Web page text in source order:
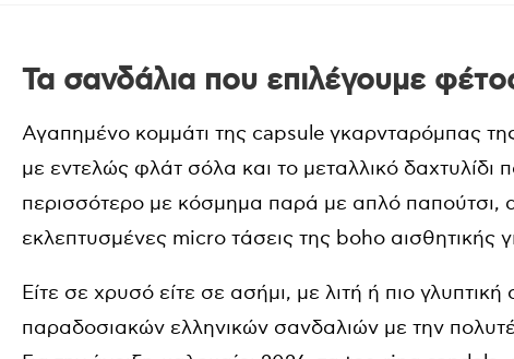
Τα σανδάλια που επιλέγουμε
Αγαπημένο κομμάτι της capsule γκαρνταρόμπας
με εντελώς φλάτ σόλα και το μεταλλικό δαχτυλίδι
περισσότερο με κόσμημα παρά με απλό παπούτσι,
εκλεπτυσμένες micro τάσεις της boho αισθητικής
Είτε σε χρυσό είτε σε ασήμι, με λιτή ή πιο
παραδοσιακών ελληνικών σανδαλιών με την